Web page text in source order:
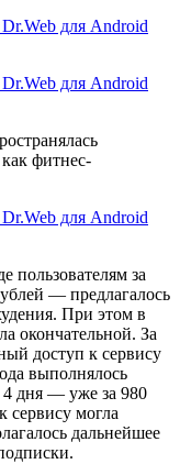
фитнес-
пользователям за
— предлагалось
При этом в
окончательной. За
доступ к сервису
выполнялось
4 дня — уже за 980
сервису могла
дальнейшее